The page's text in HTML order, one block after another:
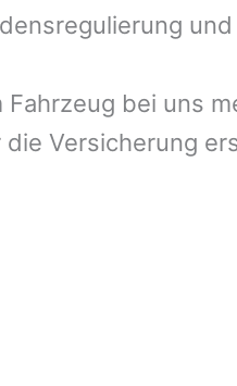
bei uns
Versicherung